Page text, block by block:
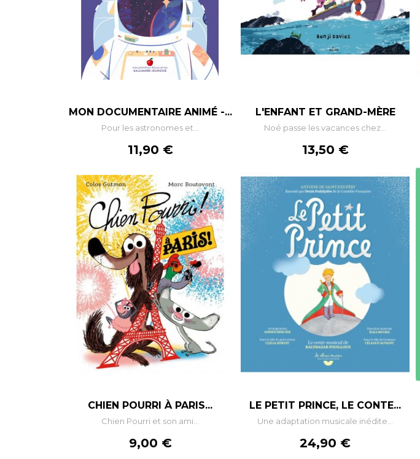
MON DOCUMENTAIRE ANIMÉ -...
Pour les astronomes et...
Prix
11,90 €
L'ENFANT ET GRAND-MÈRE
Noé passe les vacances chez...
Prix
13,50 €
CHIEN POURRI À PARIS...
Chien Pourri et son ami...
Prix
9,00 €
LE PETIT PRINCE, LE CONTE...
Une adaptation musicale inédite...
Prix
24,90 €